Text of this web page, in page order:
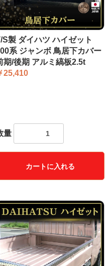
S製 ダイハツ ハイゼット
系 ジャンボ 鳥居下カバー
期/後期 アルミ縞板2.5t
25,410
量
カートに入れる